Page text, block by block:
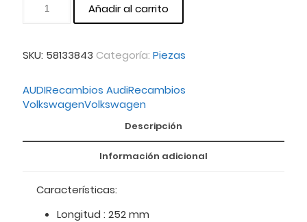
Añadir al carrito
SKU: 58133843 Categoría: Piezas
AUDIRecambios AudiRecambios
VolkswagenVolkswagen
Descripción
Información adicional
Características:
Longitud : 252 mm